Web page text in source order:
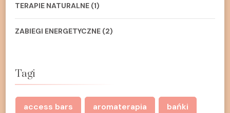
TERAPIE NATURALNE (1)
ZABIEGI ENERGETYCZNE (2)
Tagi
access bars aromaterapia bańki